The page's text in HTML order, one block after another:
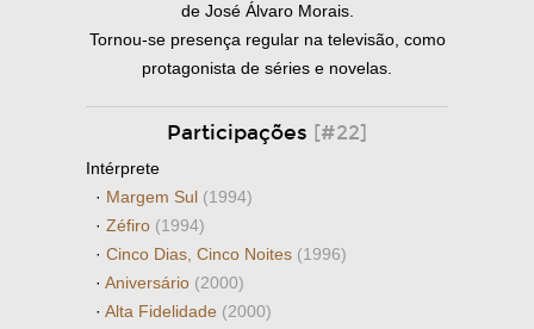
de José Álvaro Morais.
Tornou-se presença regular na televisão, como
protagonista de séries e novelas.
Participações [#22]
Intérprete
· Margem Sul (1994)
· Zéfiro (1994)
· Cinco Dias, Cinco Noites (1996)
· Aniversário (2000)
· Alta Fidelidade (2000)